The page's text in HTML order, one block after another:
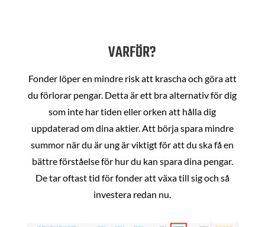
VARFÖR?
Fonder löper en mindre risk att krascha och göra att
du förlorar pengar. Detta är ett bra alternativ för dig
som inte har tiden eller orken att hålla dig
uppdaterad om dina aktier. Att börja spara mindre
summor när du är ung är viktigt för att du ska få en
bättre förståelse för hur du kan spara dina pengar.
De tar oftast tid för fonder att växa till sig och så
investera redan nu.